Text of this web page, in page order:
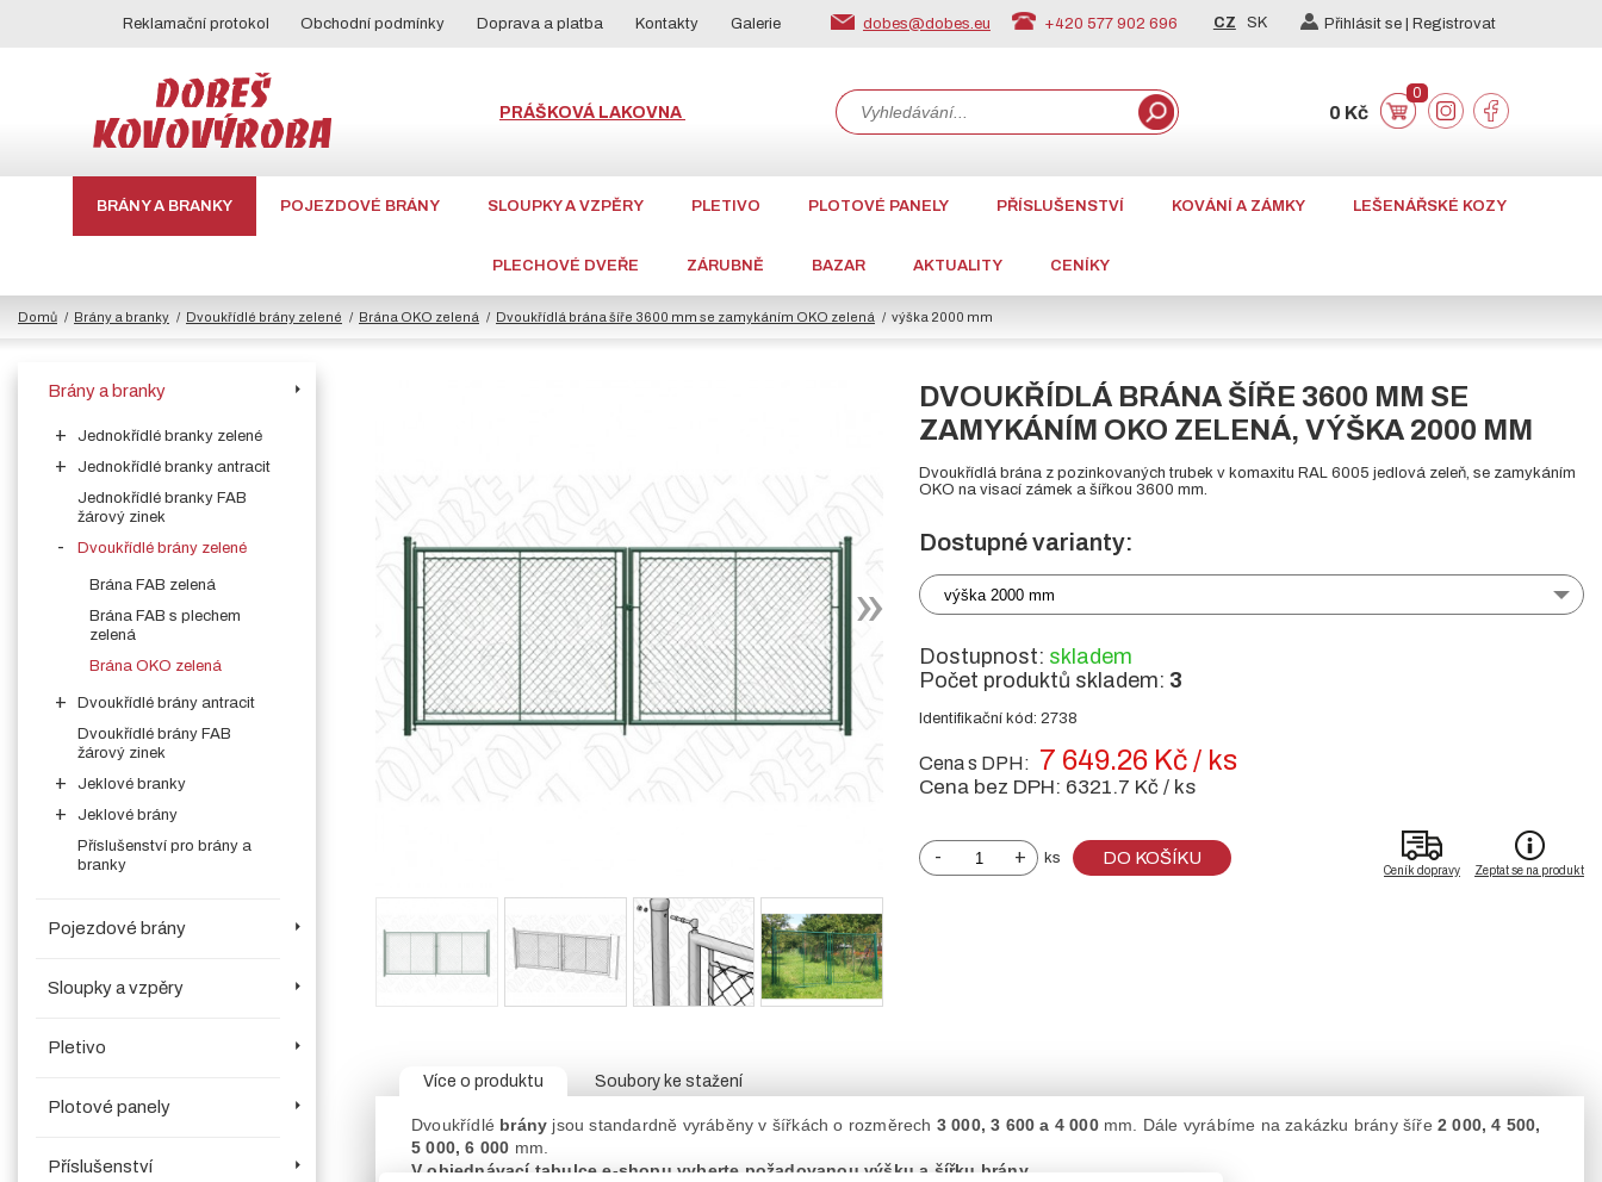
Reklamační protokol Obchodní podmínky Doprava a platba Kontakty Galerie dobes@dobes.eu +420 577 902 696 CZ SK Přihlásit se | Registrovat
PRÁŠKOVÁ LAKOVNA 0 Kč
0
BRÁNY A BRANKY POJEZDOVÉ BRÁNY SLOUPKY A VZPĚRY PLETIVO PLOTOVÉ PANELY PŘÍSLUŠENSTVÍ KOVÁNÍ A ZÁMKY LEŠENÁŘSKÉ KOZY
PLECHOVÉ DVEŘE ZÁRUBNĚ BAZAR AKTUALITY CENÍKY
Domů Brány a branky Dvoukřídlé brány zelené Brána OKO zelená Dvoukřídlá brána šíře 3600 mm se zamykáním OKO zelená výška 2000 mm
Brány a branky
Jednokřídlé branky zelené
Jednokřídlé branky antracit
Jednokřídlé branky FAB
žárový zinek
Dvoukřídlé brány zelené
Brána FAB zelená
Brána FAB s plechem
zelená
Brána OKO zelená
Dvoukřídlé brány antracit
Dvoukřídlé brány FAB
žárový zinek
Jeklové branky
Jeklové brány
Příslušenství pro brány a
branky
Pojezdové brány
Sloupky a vzpěry
Pletivo
Plotové panely
Příslušenství
DVOUKŘÍDLÁ BRÁNA ŠÍŘE 3600 MM SE
ZAMYKÁNÍM OKO ZELENÁ, VÝŠKA 2000 MM
Dvoukřídlá brána z pozinkovaných trubek v komaxitu RAL 6005 jedlová zeleň, se zamykáním
OKO na visací zámek a šířkou 3600 mm.
Dostupné varianty:
výška 2000 mm
Dostupnost: skladem
Počet produktů skladem: 3
Identifikační kód: 2738
Cena s DPH: 7 649.26 Kč / ks
Cena bez DPH: 6321.7 Kč / ks
- + ks DO KOŠÍKU
Ceník dopravy Zeptat se na produkt
Více o produktu Soubory ke stažení
Dvoukřídlé brány jsou standardně vyráběny v šířkách o rozměrech 3 000, 3 600 a 4 000mm. Dále vyrábíme na zakázku brány šíře2 000, 4 500,
5 000, 6 000 mm.
V objednávací tabulce e-shopu vyberte požadovanou výšku a šířku brány.